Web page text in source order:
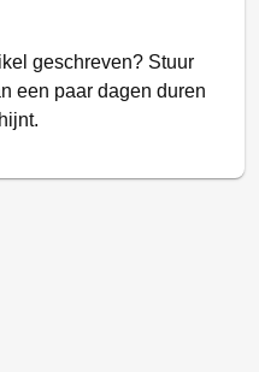
geschreven? Stuur
een paar dagen duren